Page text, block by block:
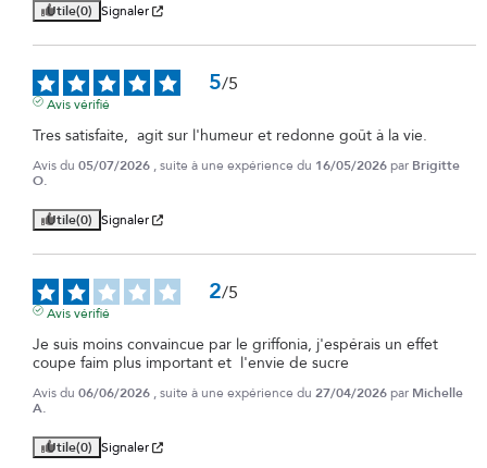
Utile(0) Signaler
5/5
Avis vérifié
Tres satisfaite,  agit sur l'humeur et redonne goût à la vie.
Avis du 05/07/2026 , suite à une expérience du 16/05/2026 par Brigitte
O.
Utile(0) Signaler
2/5
Avis vérifié
Je suis moins convaincue par le griffonia, j'espérais un effet
coupe faim plus important et  l'envie de sucre
Avis du 06/06/2026 , suite à une expérience du 27/04/2026 par Michelle
A.
Utile(0) Signaler